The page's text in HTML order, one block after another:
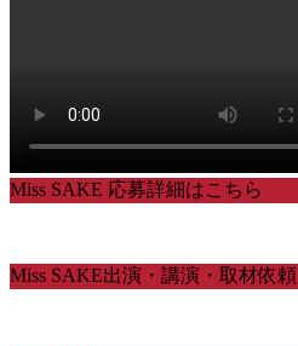
Miss SAKE 応募詳細はこちら
Miss SAKE出演・講演・取材依頼